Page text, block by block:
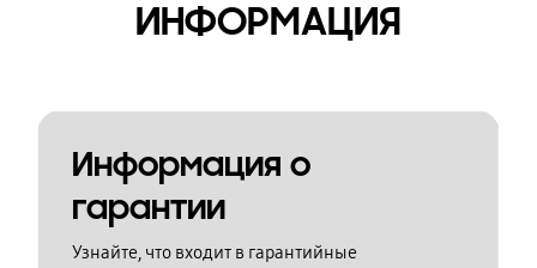
ИНФОРМАЦИЯ
Информация о
гарантии
Узнайте, что входит в гарантийные